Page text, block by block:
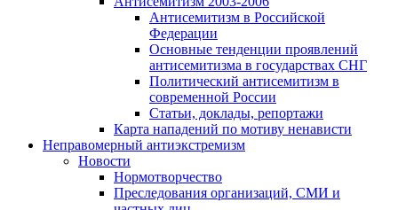
Антисемитизм в Российской
Федерации
Основные тенденции проявлений
антисемитизма в государствах СНГ
Политический антисемитизм в
современной России
Статьи, доклады, репортажи
Карта нападений по мотиву ненависти
Неправомерный антиэкстремизм
Новости
Нормотворчество
Преследования организаций, СМИ и